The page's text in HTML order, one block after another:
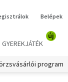
Belépek
GYEREKJÁTÉK
új
program